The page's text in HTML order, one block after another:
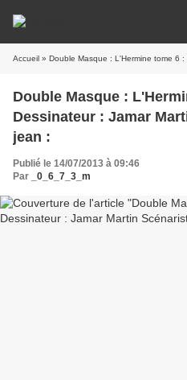
Accueil » Double Masque : L'Hermine tome 6 : avec
Double Masque : L'Hermine tome 6 : avec
Dessinateur : Jamar Martin Scénariste :
jean :
Publié le 14/07/2013 à 09:46
Par
_0_6_7_3_m